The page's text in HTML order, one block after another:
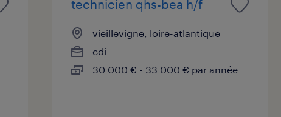
technicien qhs-bea h/f
vieillevigne, loire-atlantique
cdi
30 000 € - 33 000 € par année